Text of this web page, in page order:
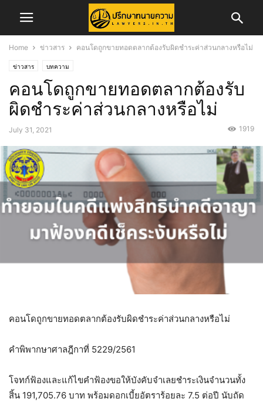
Home ข่าวสาร คอนโดถูกขายทอดตลากต้องรับผิดชำระค่าส่วนกลางหรือไม่
ข่าวสาร บทความ
คอนโดถูกขายทอดตลากต้องรับ
ผิดชำระค่าส่วนกลางหรือไม่
July 31, 2021 1919
คอนโดถูกขายทอดตลากต้องรับผิดชำระค่าส่วนกลางหรือไม่
คำพิพากษาศาลฎีกาที่ 5229/2561
โจทก์ฟ้องและแก้ไขคำฟ้องขอให้บังคับจำเลยชำระเงินจำนวนทั้ง
สิ้น 191,705.76 บาท พร้อมดอกเบี้ยอัตราร้อยละ 7.5 ต่อปี นับถัด